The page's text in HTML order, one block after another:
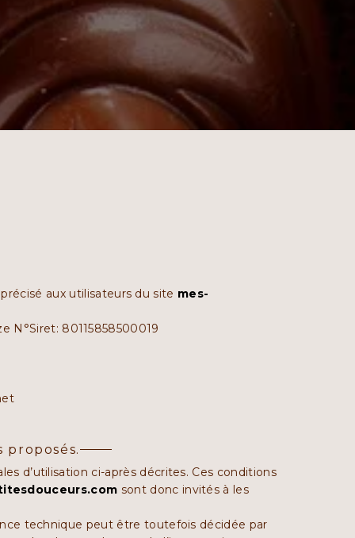
aux utilisateurs du site mes-
N°Siret: 80115858500019
proposés.
d’utilisation ci-après décrites. Ces conditions
sont donc invités à les
technique peut être toutefois décidée par